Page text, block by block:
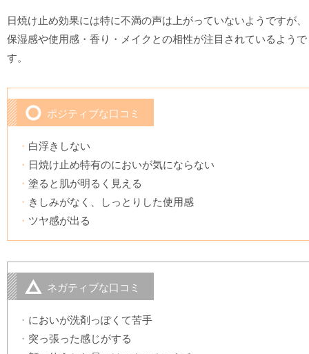
日焼け止め効果には特に不満の声は上がっていないようですが、
保湿感や使用感・香り・メイクとの相性が注目されているようで
す。
ポジティブな口コミ
白浮きしない
日焼け止め特有のにおいが気にならない
塗ると肌が明るく見える
きしみがなく、しっとりした使用感
ツヤ感が出る
ネガティブな口コミ
においが洗剤っぽくて苦手
突っ張った感じがする